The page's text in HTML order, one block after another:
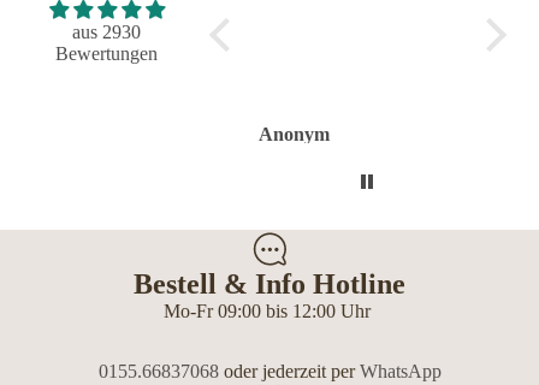
aus 2930
Bewertungen
alles reibungslos und
Bestell & Info Hotline
Mo-Fr 09:00 bis 12:00 Uhr
0155.66837068oder jederzeit perWhatsApp